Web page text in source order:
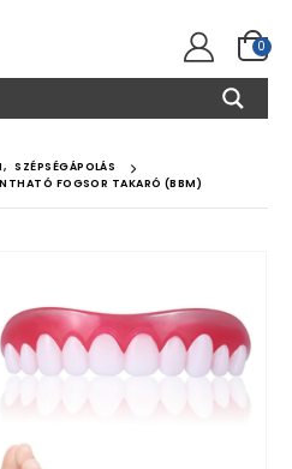
0
,
SZÉPSÉGÁPOLÁS
FOGSOR TAKARÓ (BBM)